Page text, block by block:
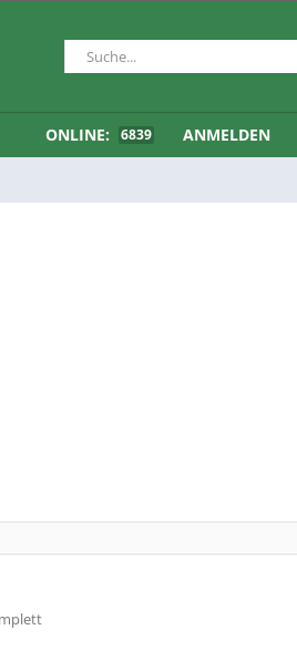
ONLINE: 6839 ANMELDEN